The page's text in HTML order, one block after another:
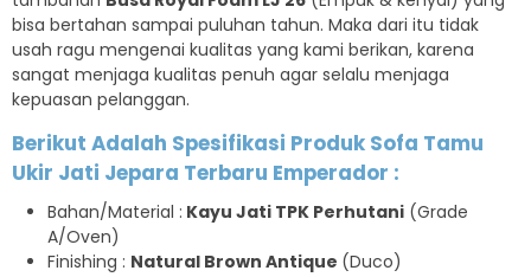
bisa bertahan sampai puluhan tahun. Maka dari itu tidak
usah ragu mengenai kualitas yang kami berikan, karena
sangat menjaga kualitas penuh agar selalu menjaga
kepuasan pelanggan.
Berikut Adalah Spesifikasi Produk Sofa Tamu
Ukir Jati Jepara Terbaru Emperador :
Bahan/Material : Kayu Jati TPK Perhutani (Grade
A/Oven)
Finishing : Natural Brown Antique (Duco)